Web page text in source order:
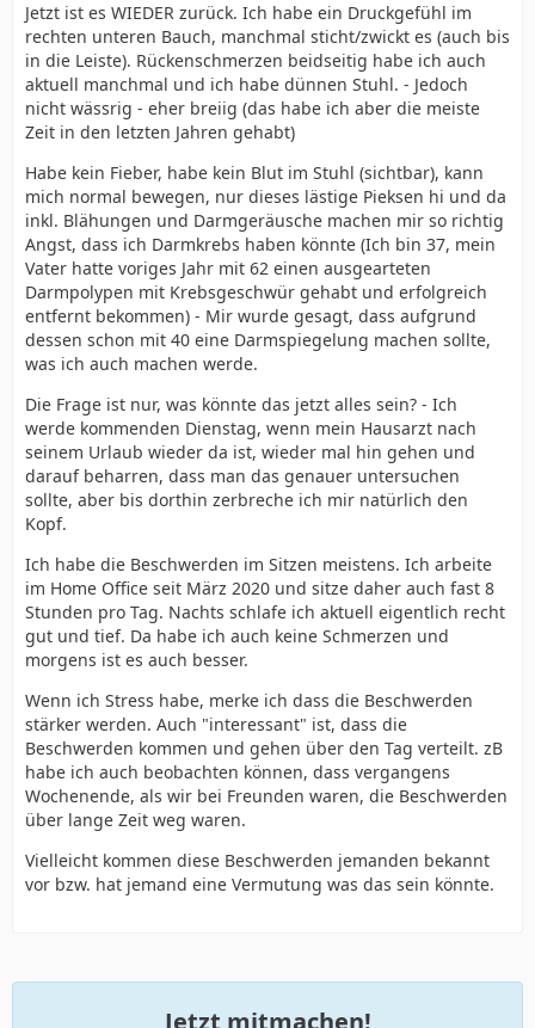
Jetzt ist es WIEDER zurück. Ich habe ein Druckgefühl im
rechten unteren Bauch, manchmal sticht/zwickt es (auch bis
in die Leiste). Rückenschmerzen beidseitig habe ich auch
aktuell manchmal und ich habe dünnen Stuhl. - Jedoch
nicht wässrig - eher breiig (das habe ich aber die meiste
Zeit in den letzten Jahren gehabt)
Habe kein Fieber, habe kein Blut im Stuhl (sichtbar), kann
mich normal bewegen, nur dieses lästige Pieksen hi und da
inkl. Blähungen und Darmgeräusche machen mir so richtig
Angst, dass ich Darmkrebs haben könnte (Ich bin 37, mein
Vater hatte voriges Jahr mit 62 einen ausgearteten
Darmpolypen mit Krebsgeschwür gehabt und erfolgreich
entfernt bekommen) - Mir wurde gesagt, dass aufgrund
dessen schon mit 40 eine Darmspiegelung machen sollte,
was ich auch machen werde.
Die Frage ist nur, was könnte das jetzt alles sein? - Ich
werde kommenden Dienstag, wenn mein Hausarzt nach
seinem Urlaub wieder da ist, wieder mal hin gehen und
darauf beharren, dass man das genauer untersuchen
sollte, aber bis dorthin zerbreche ich mir natürlich den
Kopf.
Ich habe die Beschwerden im Sitzen meistens. Ich arbeite
im Home Office seit März 2020 und sitze daher auch fast 8
Stunden pro Tag. Nachts schlafe ich aktuell eigentlich recht
gut und tief. Da habe ich auch keine Schmerzen und
morgens ist es auch besser.
Wenn ich Stress habe, merke ich dass die Beschwerden
stärker werden. Auch "interessant" ist, dass die
Beschwerden kommen und gehen über den Tag verteilt. zB
habe ich auch beobachten können, dass vergangens
Wochenende, als wir bei Freunden waren, die Beschwerden
über lange Zeit weg waren.
Vielleicht kommen diese Beschwerden jemanden bekannt
vor bzw. hat jemand eine Vermutung was das sein könnte.
Jetzt mitmachen!